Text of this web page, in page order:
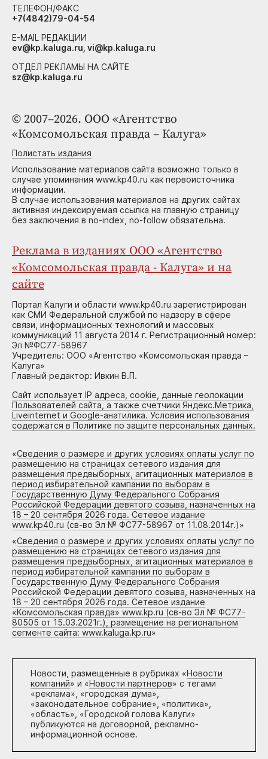
© 2007–2026. ООО «Агентство
«Комсомольская правда – Калуга»
Полистать издания
Использование материалов сайта возможно только в
случае упоминания www.kp40.ru как первоисточника
информации.
В случае использования материалов на других сайтах
активная индексируемая ссылка на главную страницу
без заключения в no-index, no-follow обязательна.
Реклама в изданиях ООО «Агентство
«Комсомольская правда - Калуга» и на
сайте
Портал Калуги и области www.kp40.ru зарегистрирован
как СМИ Федеральной службой по надзору в сфере
связи, информационных технологий и массовых
коммуникаций 11 августа 2014 г. Регистрационный номер:
Эл №ФС77-58967
Учредитель: ООО «Агентство «Комсомольская правда –
Калуга»
Главный редактор: Ивкин В.П.
Сайт использует IP адреса, cookie, данные геолокации
Пользователей сайта, а также счетчики Яндекс.Метрика,
Liveinternet и Google-анатилика. Условия использования
содержатся в Политике по защите персональных данных.
«Сведения о размере и других условиях оплаты услуг по
размещению на страницах сетевого издания для
размещения предвыборных, агитационных материалов в
период избирательной кампании по выборам в
Государственную Думу Федерального Собрания
Российской Федерации девятого созыва, назначенных на
18 – 20 сентября 2026 года. Сетевое издание
www.kp40.ru (св-во Эл № ФС77-58967 от 11.08.2014г.)»
«Сведения о размере и других условиях оплаты услуг по
размещению на страницах сетевого издания для
размещения предвыборных, агитационных материалов в
период избирательной кампании по выборам в
Государственную Думу Федерального Собрания
Российской Федерации девятого созыва, назначенных на
18 – 20 сентября 2026 года. Сетевое издание
«Комсомольская правда» www.kp.ru (св-во Эл № ФС77-
80505 от 15.03.2021г.), размещение на региональном
сегменте сайта: www.kaluga.kp.ru»
Новости, размещенные в рубриках «Новости
компаний» и «Новости партнеров» с тегами
«реклама», «городская дума»,
«законодательное собрание», «политика»,
«область», «Городской голова Калуги»
публикуются на договорной, рекламно-
информационной основе.
ТЕЛЕФОН/ФАКС
+7(4842)79-04-54
E-MAIL РЕДАКЦИИ
ev@kp.kaluga.ru, vi@kp.kaluga.ru
ОТДЕЛ РЕКЛАМЫ НА САЙТЕ
sz@kp.kaluga.ru